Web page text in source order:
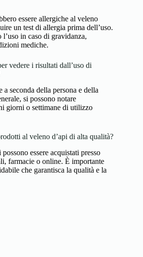
essere allergiche al veleno
un test di allergia prima dell’uso.
in caso di gravidanza,
mediche.
vedere i risultati dall’uso di
seconda della persona e della
si possono notare
giorni o settimane di utilizzo
al veleno d’api di alta qualità?
essere acquistati presso
farmacie o online. È importante
che garantisca la qualità e la